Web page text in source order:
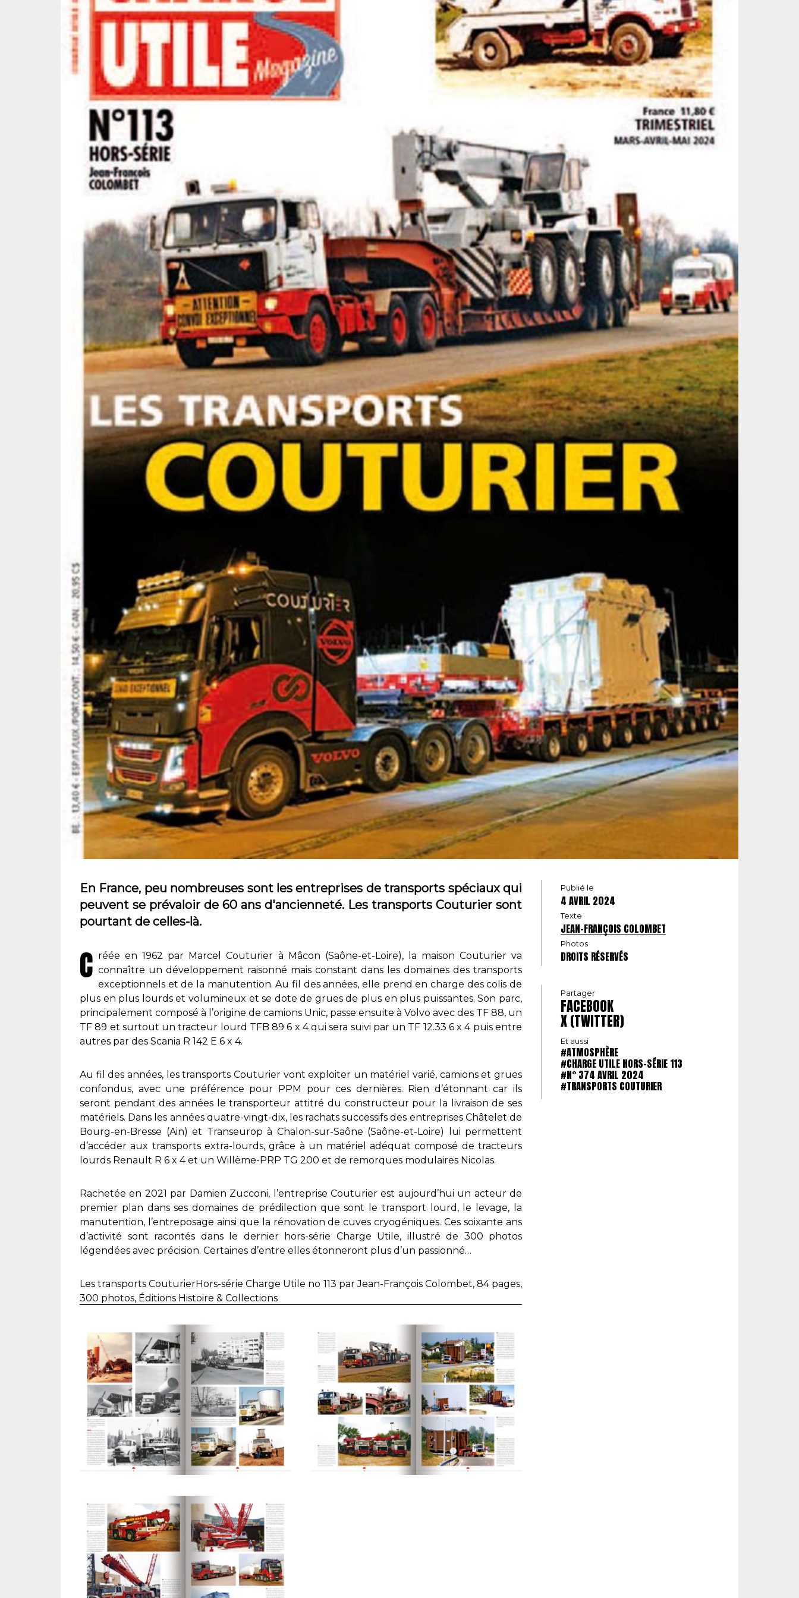
En France, peu nombreuses sont les entreprises de transports spéciaux qui
peuvent se prévaloir de 60 ans d'ancienneté. Les transports Couturier sont
pourtant de celles-là.
C réée en 1962 par Marcel Couturier à Mâcon (Saône-et-Loire), la maison Couturier va
connaître un développement raisonné mais constant dans les domaines des transports
exceptionnels et de la manutention. Au fil des années, elle prend en charge des colis de
plus en plus lourds et volumineux et se dote de grues de plus en plus puissantes. Son parc,
principalement composé à l’origine de camions Unic, passe ensuite à Volvo avec des TF 88, un
TF 89 et surtout un tracteur lourd TFB 89 6 x 4 qui sera suivi par un TF 12.33 6 x 4 puis entre
autres par des Scania R 142 E 6 x 4.
Au fil des années, les transports Couturier vont exploiter un matériel varié, camions et grues
confondus, avec une préférence pour PPM pour ces dernières. Rien d’étonnant car ils
seront pendant des années le transporteur attitré du constructeur pour la livraison de ses
matériels. Dans les années quatre-vingt-dix, les rachats successifs des entreprises Châtelet de
Bourg-en-Bresse (Ain) et Transeurop à Chalon-sur-Saône (Saône-et-Loire) lui permettent
d’accéder aux transports extra-lourds, grâce à un matériel adéquat composé de tracteurs
lourds Renault R 6 x 4 et un Willème-PRP TG 200 et de remorques modulaires Nicolas.
Rachetée en 2021 par Damien Zucconi, l’entreprise Couturier est aujourd’hui un acteur de
premier plan dans ses domaines de prédilection que sont le transport lourd, le levage, la
manutention, l’entreposage ainsi que la rénovation de cuves cryogéniques. Ces soixante ans
d’activité sont racontés dans le dernier hors-série Charge Utile, illustré de 300 photos
légendées avec précision. Certaines d’entre elles étonneront plus d’un passionné…
Les transports CouturierHors-série Charge Utile no 113 par Jean-François Colombet, 84 pages,
300 photos, Éditions Histoire & Collections
Publié le
4 AVRIL 2024
Texte
JEAN-FRANÇOIS COLOMBET
Photos
DROITS RÉSERVÉS
Partager
FACEBOOK
X (TWITTER)
Et aussi
#ATMOSPHÈRE
#CHARGE UTILE HORS-SÉRIE 113
#N° 374 AVRIL 2024
#TRANSPORTS COUTURIER